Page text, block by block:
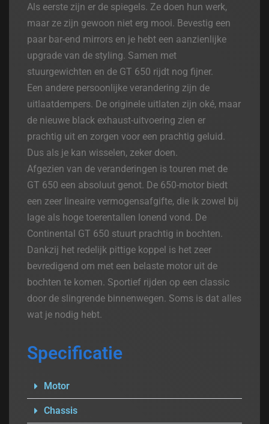
Als eerste zijn er de spiegels. Ze doen hun werk,
maar ze zijn gewoon niet erg mooi. Bevestig een
paar bar-end mirrors en je hebt een aanzienlijke
upgrade van de styling. Samen met
stuurgewichten en de GT 650 rijdt nog fijner.
Een andere persoonlijke verandering zijn de
uitlaatdempers. De originele uitlaten zijn oké, maar
de nieuwe black exhaust-uitvoering zien er
prachtig uit en zorgen voor een prachtig geluid.
Dus als je kan wisselen, zeker doen.
Afgezien van de veranderingen is touren met de
GT 650 een absoluut genot. De 650-motor biedt
een zeer lineaire vermogensafgifte, die ik zowel bij
lage als hoge toerentallen lonend vond. De
Continental GT 650 stuurt prachtig in bochten.
Dankzij het redelijk pittige koppel is het zeer
bevredigend om met een belaste motor uit de
bochten te komen. Sportief rijden op een classic
door de slingrende binnenwegen. Soms is dat alles
wat je nodig hebt.
Specificatie
Motor
Chassis